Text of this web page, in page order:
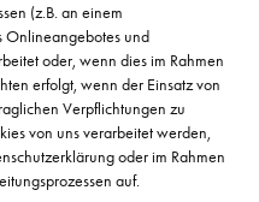
(z.B. an einem
Onlineangebotes und
oder, wenn dies im Rahmen
erfolgt, wenn der Einsatz von
Verpflichtungen zu
von uns verarbeitet werden,
oder im Rahmen
auf.